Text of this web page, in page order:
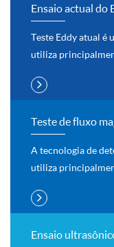
Ensaio actual do
Teste Eddy atual é
utiliza
métodos de testes
Teste de fluxo
A tecnologia de
utiliza
magnético, e
Ensaio